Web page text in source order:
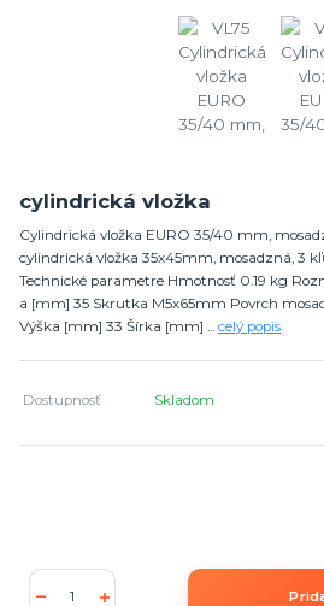
cylindrická vložka
Cylindrická vložka EURO 35/40 mm,
cylindrická vložka 35x45mm, mosadzná, 3
Technické parametre Hmotnosť 0.19 kg
a [mm] 35 Skrutka M5x65mm Povrch
Výška [mm] 33 Šírka [mm] ... celý popis
Dostupnosť Skladom